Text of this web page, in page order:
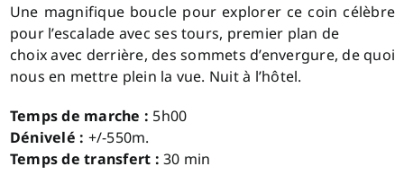
Une magnifique boucle pour explorer ce coin célèbre
pour l’escalade avec ses tours, premier plan de
choix avec derrière, des sommets d’envergure, de quoi
nous en mettre plein la vue. Nuit à l’hôtel.
Temps de marche : 5h00
Dénivelé : +/-550m.
Temps de transfert : 30 min